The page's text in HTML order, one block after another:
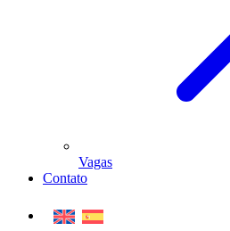
Vagas
Contato